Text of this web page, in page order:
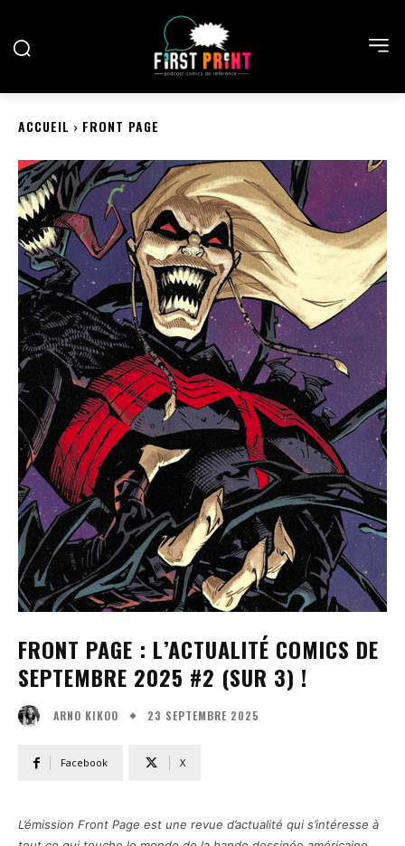
ACCUEIL FRONT PAGE
FRONT PAGE : L’ACTUALITÉ COMICS DE
SEPTEMBRE 2025 #2 (SUR 3) !
ARNO KIKOO 23 SEPTEMBRE 2025
Facebook X
L’émission Front Page est une revue d’actualité qui s’intéresse à